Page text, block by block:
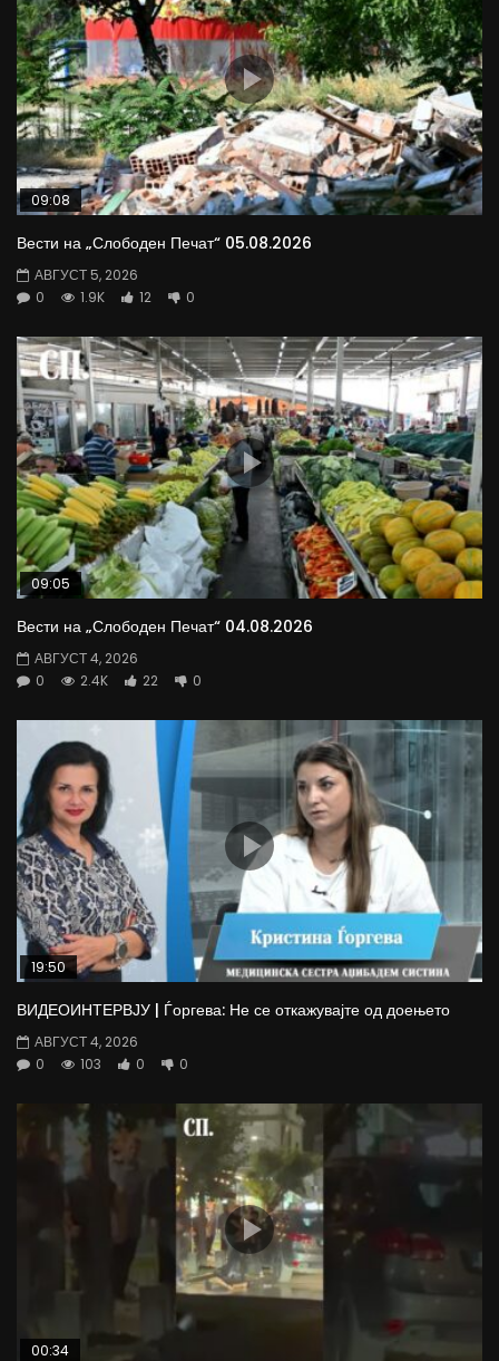
09:08
Вести на „Слободен Печат“ 05.08.2026
АВГУСТ 5, 2026
0
1.9K 12 0
09:05
Вести на „Слободен Печат“ 04.08.2026
АВГУСТ 4, 2026
0
2.4K 22 0
19:50
ВИДЕОИНТЕРВЈУ | Ѓоргева: Не се откажувајте од доењето
АВГУСТ 4, 2026
0
103 0 0
00:34